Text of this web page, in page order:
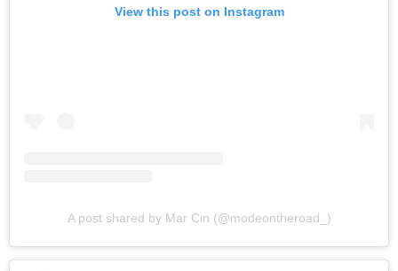
View this post on Instagram
A post shared by Mar Cin (@modeontheroad_)